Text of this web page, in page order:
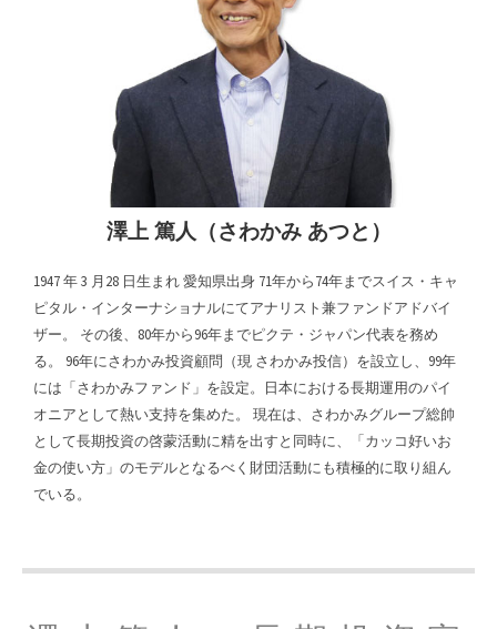
澤上 篤人（さわかみ あつと）
1947 年 3 月28 日生まれ 愛知県出身 71年から74年までスイス・キャ
ピタル・インターナショナルにてアナリスト兼ファンドアドバイ
ザー。 その後、80年から96年までピクテ・ジャパン代表を務め
る。 96年にさわかみ投資顧問（現 さわかみ投信）を設立し、99年
には「さわかみファンド」を設定。日本における長期運用のパイ
オニアとして熱い支持を集めた。 現在は、さわかみグループ総帥
として長期投資の啓蒙活動に精を出すと同時に、「カッコ好いお
金の使い方」のモデルとなるべく財団活動にも積極的に取り組ん
でいる。